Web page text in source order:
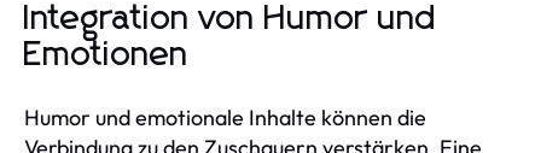
Integration von Humor und
Emotionen
Humor und emotionale Inhalte können die
Verbindung zu den Zuschauern verstärken. Eine